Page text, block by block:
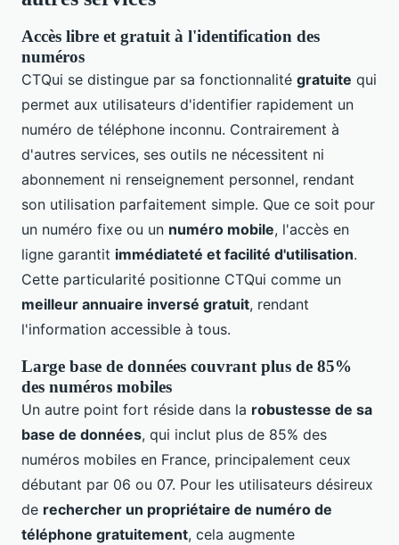
Accès libre et gratuit à l'identification des
numéros
CTQui se distingue par sa fonctionnalité gratuite qui
permet aux utilisateurs d'identifier rapidement un
numéro de téléphone inconnu. Contrairement à
d'autres services, ses outils ne nécessitent ni
abonnement ni renseignement personnel, rendant
son utilisation parfaitement simple. Que ce soit pour
un numéro fixe ou un numéro mobile, l'accès en
ligne garantit immédiateté et facilité d'utilisation.
Cette particularité positionne CTQui comme un
meilleur annuaire inversé gratuit, rendant
l'information accessible à tous.
Large base de données couvrant plus de 85%
des numéros mobiles
Un autre point fort réside dans la robustesse de sa
base de données, qui inclut plus de 85% des
numéros mobiles en France, principalement ceux
débutant par 06 ou 07. Pour les utilisateurs désireux
de rechercher un propriétaire de numéro de
téléphone gratuitement, cela augmente